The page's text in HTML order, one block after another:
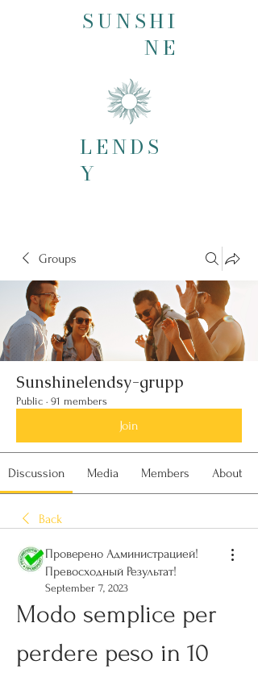
SUNSHI
NE
LENDS
Y
Groups
Sunshinelendsy-grupp
Public · 91 members
Join
Discussion Media Members About
Back
Проверено Администрацией!
Превосходный Результат!
September 7, 2023
Modo semplice per
perdere peso in 10